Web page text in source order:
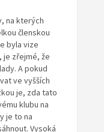
na kterých
členskou
byla vize
je zřejmé, že
A pokud
ve vyšších
je, zda tato
klubu na
je to na
Vysoká